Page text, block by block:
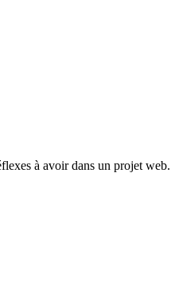
à avoir dans un projet web.